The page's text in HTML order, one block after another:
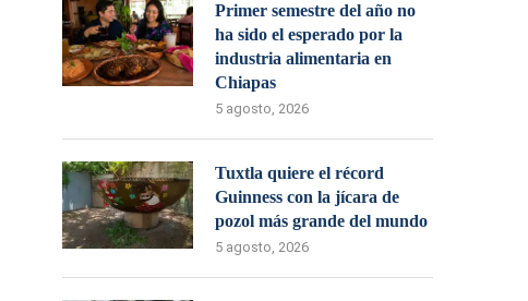
Primer semestre del año no
ha sido el esperado por la
industria alimentaria en
Chiapas
5 agosto, 2026
Tuxtla quiere el récord
Guinness con la jícara de
pozol más grande del mundo
5 agosto, 2026